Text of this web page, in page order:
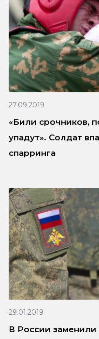
27.09.2019
«Били срочников,
упадут». Солдат
спарринга
29.01.2019
В России